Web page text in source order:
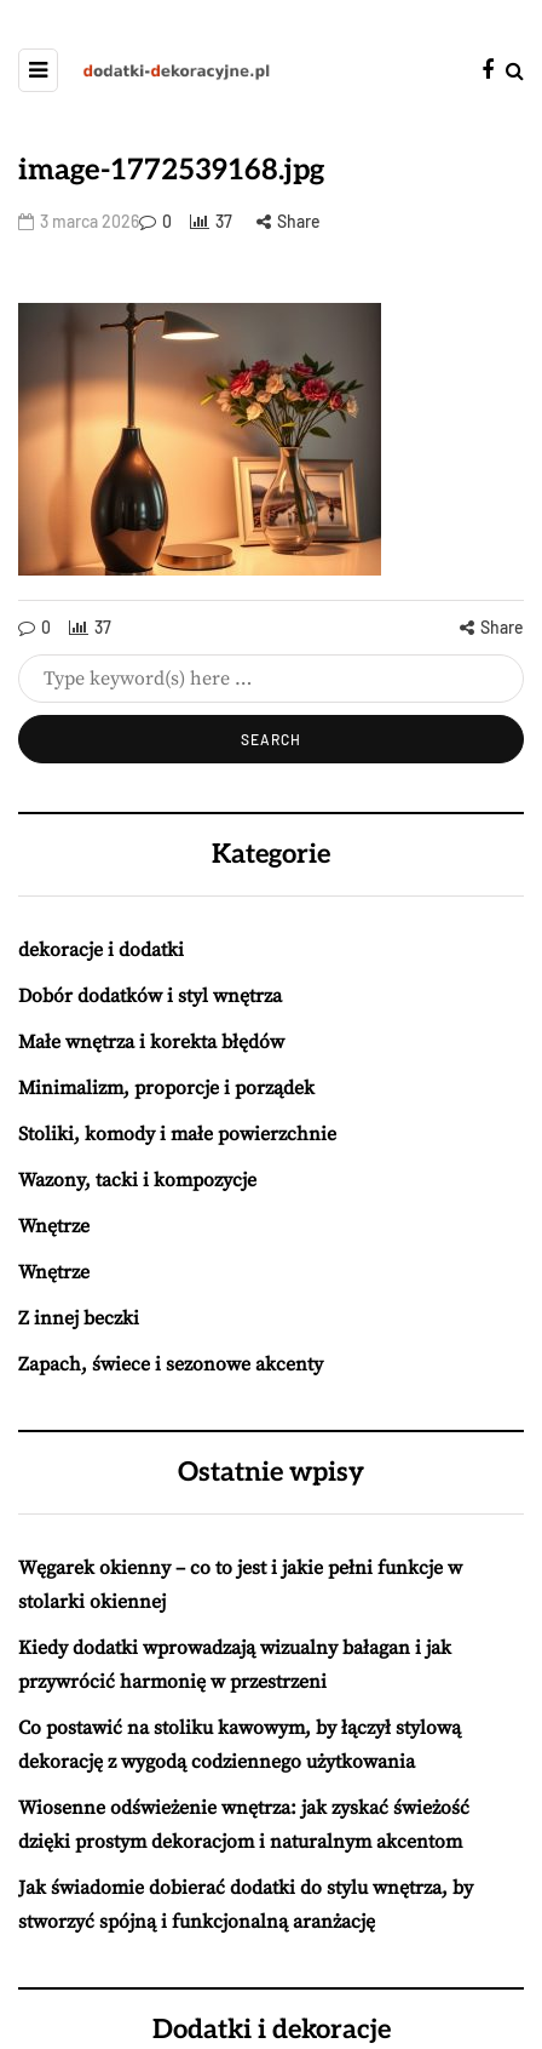
image-1772539168.jpg
3 marca 2026 0 37 Share
0 37 Share
Kategorie
dekoracje i dodatki
Dobór dodatków i styl wnętrza
Małe wnętrza i korekta błędów
Minimalizm, proporcje i porządek
Stoliki, komody i małe powierzchnie
Wazony, tacki i kompozycje
Wnętrze
Wnętrze
Z innej beczki
Zapach, świece i sezonowe akcenty
Ostatnie wpisy
Węgarek okienny – co to jest i jakie pełni funkcje w
stolarki okiennej
Kiedy dodatki wprowadzają wizualny bałagan i jak
przywrócić harmonię w przestrzeni
Co postawić na stoliku kawowym, by łączył stylową
dekorację z wygodą codziennego użytkowania
Wiosenne odświeżenie wnętrza: jak zyskać świeżość
dzięki prostym dekoracjom i naturalnym akcentom
Jak świadomie dobierać dodatki do stylu wnętrza, by
stworzyć spójną i funkcjonalną aranżację
Dodatki i dekoracje